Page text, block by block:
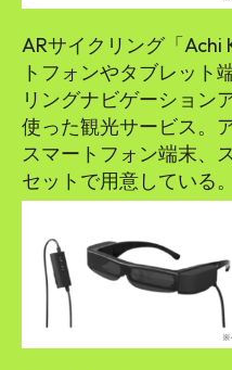
ARサイクリング「
トフォンやタブレット
リングナビゲーション
使った観光サービス。
スマートフォン端末、
セットで用意している。